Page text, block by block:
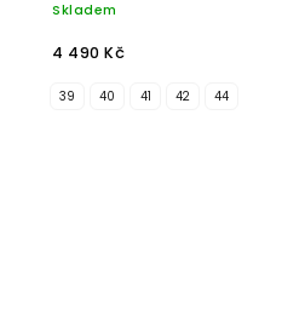
Skladem
4 490 Kč
39 40 41 42 44